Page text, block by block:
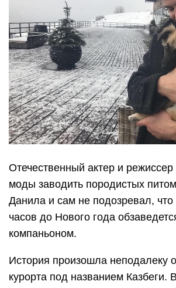
Отечественный актер и режиссер
моды заводить породистых
Данила и сам не подозревал, что
часов до Нового года
компаньоном.
История произошла неподалеку
курорта под названием Казбеги.